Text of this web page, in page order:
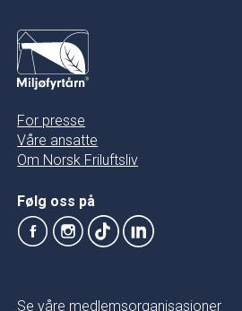
For presse
Våre ansatte
Om Norsk Friluftsliv
Følg oss på
Se våre medlemsorganisasjoner